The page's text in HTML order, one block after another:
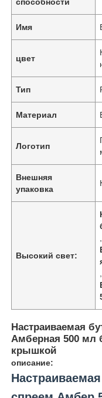
Имя
цвет
Тип
Материал
Логотип
Внешняя
упаковка
Высокий свет:
Настраиваемая
Амберная 500 мл
крышкой
описание: